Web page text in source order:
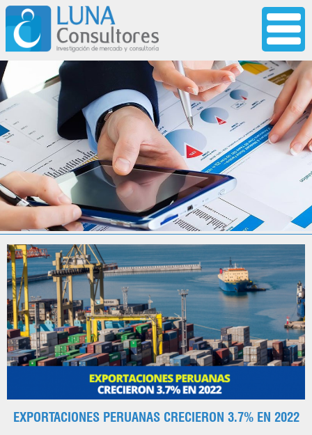
EXPORTACIONES PERUANAS CRECIERON 3.7% EN 2022